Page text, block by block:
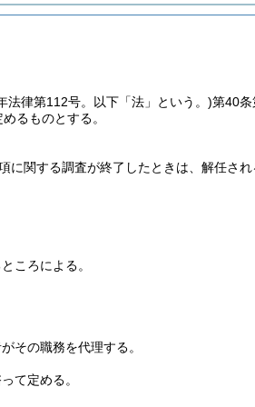
法律第112号。以下「法」という。)第40
るものとする。
関する調査が終了したときは、解任され
ころによる。
その職務を代理する。
て定める。